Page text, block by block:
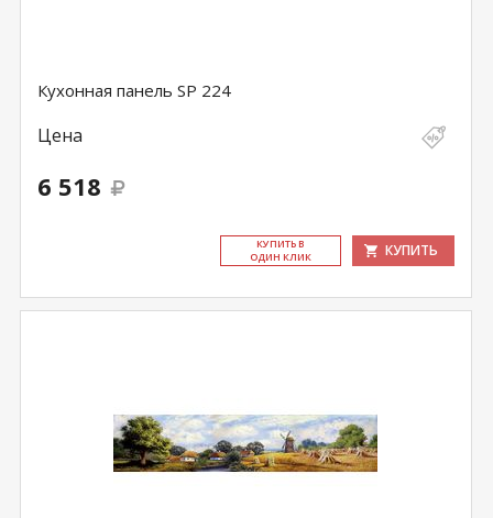
Кухонная панель SP 224
Цена
6 518
КУ­ПИТЬ В
ОДИН КЛИК
КУПИТЬ